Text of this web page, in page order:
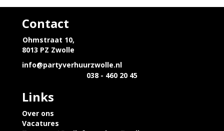
Contact
Ohmstraat 10,
8013 PZ Zwolle
info@partyverhuurzwolle.nl
038 - 460 20 45
Links
Over ons
Vacatures